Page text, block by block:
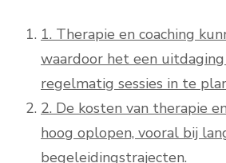
1. Therapie en coaching
waardoor het een uitdaging
regelmatig sessies in te
2. De kosten van therapie
hoog oplopen, vooral bij
begeleidingstrajecten.